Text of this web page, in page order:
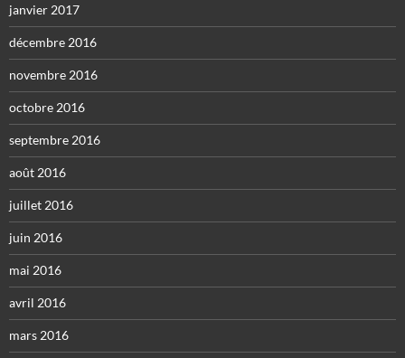
janvier 2017
décembre 2016
novembre 2016
octobre 2016
septembre 2016
août 2016
juillet 2016
juin 2016
mai 2016
avril 2016
mars 2016